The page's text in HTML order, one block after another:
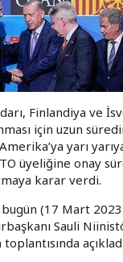
Finlandiya ve
için uzun
yarı
üyeliğine onay
karar verdi.
(17 Mart
Sauli